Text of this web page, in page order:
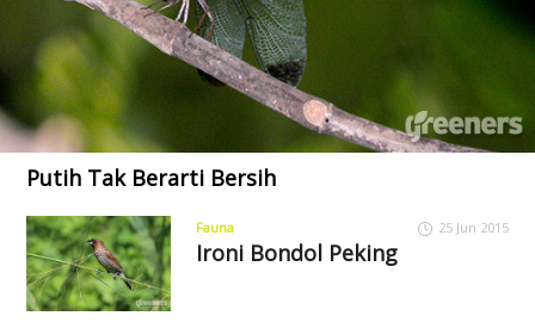
Putih Tak Berarti Bersih
Fauna 25 Jun 2015
Ironi Bondol Peking